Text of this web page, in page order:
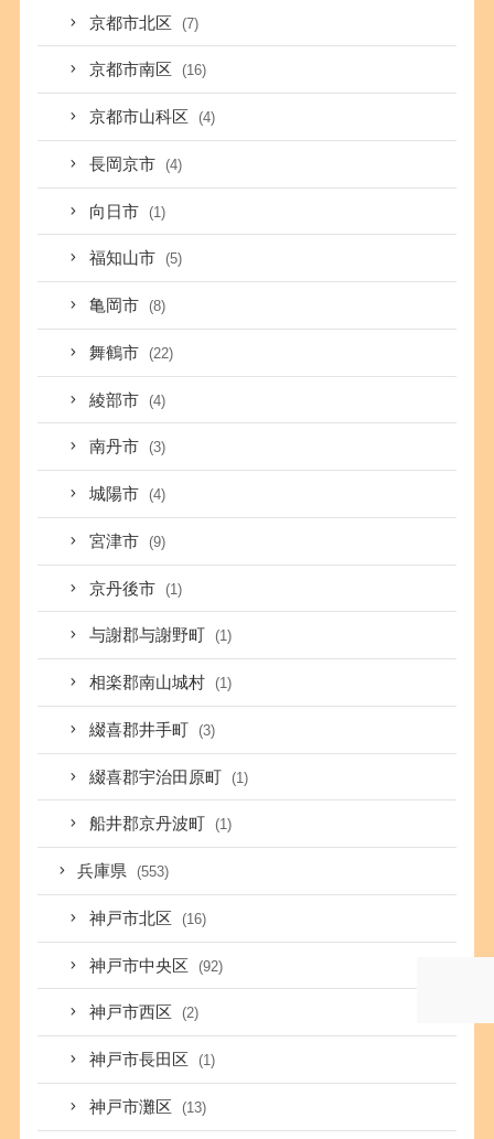
京都市北区 (7)
京都市南区 (16)
京都市山科区 (4)
長岡京市 (4)
向日市 (1)
福知山市 (5)
亀岡市 (8)
舞鶴市 (22)
綾部市 (4)
南丹市 (3)
城陽市 (4)
宮津市 (9)
京丹後市 (1)
与謝郡与謝野町 (1)
相楽郡南山城村 (1)
綴喜郡井手町 (3)
綴喜郡宇治田原町 (1)
船井郡京丹波町 (1)
兵庫県 (553)
神戸市北区 (16)
神戸市中央区 (92)
神戸市西区 (2)
神戸市長田区 (1)
神戸市灘区 (13)